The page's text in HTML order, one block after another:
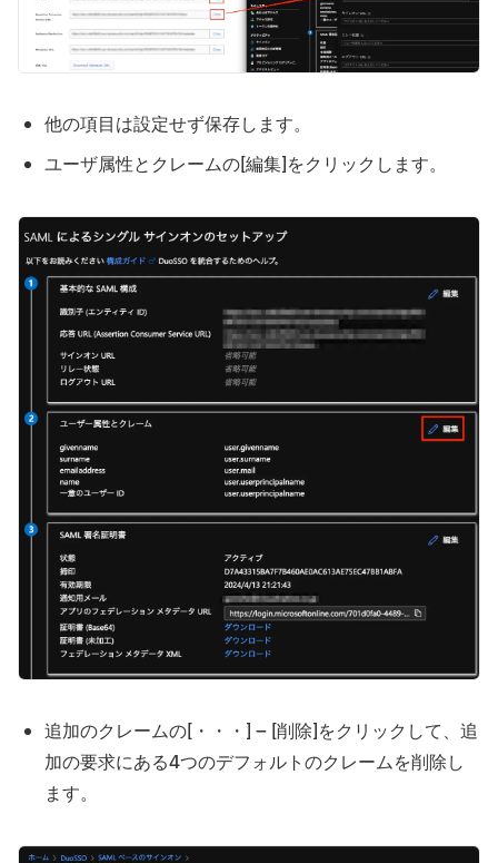
他の項目は設定せず保存します。
ユーザ属性とクレームの[編集]をクリックします。
追加のクレームの[・・・] – [削除]をクリックして、追
加の要求にある4つのデフォルトのクレームを削除し
ます。